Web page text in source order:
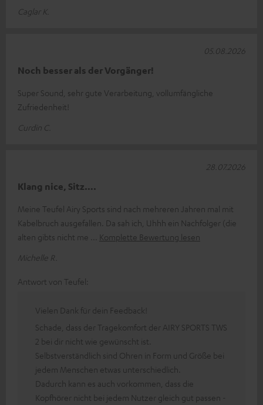
Caglar K.
Noch besser als der Vorgänger!
Super Sound, sehr gute Verarbeitung, vollumfängliche
Zufriedenheit!
Curdin C.
05.08.2026
Klang nice, Sitz….
Meine Teufel Airy Sports sind nach mehreren Jahren mal mit
Kabelbruch ausgefallen. Da sah ich, Uhhh ein Nachfolger (die
alten gibts nicht me
Komplette Bewertung lesen
Michelle R.
28.07.2026
Antwort von Teufel:
Vielen Dank für dein Feedback!
Schade, dass der Tragekomfort der AIRY SPORTS TWS
2 bei dir nicht wie gewünscht ist.
Selbstverständlich sind Ohren in Form und Größe bei
jedem Menschen etwas unterschiedlich.
Dadurch kann es auch vorkommen, dass die
Kopfhörer nicht bei jedem Nutzer gleich gut passen -